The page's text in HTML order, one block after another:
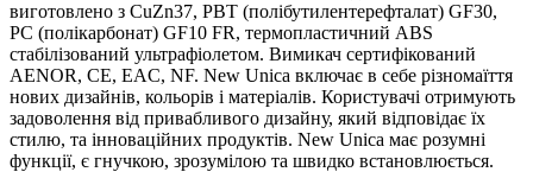
виготовлено з CuZn37, PBT (полібутилентерефталат) GF30,
PC (полікарбонат) GF10 FR, термопластичний ABS
стабілізований ультрафіолетом. Вимикач сертифікований
AENOR, CE, EAC, NF. New Unica включає в себе різномаїття
нових дизайнів, кольорів і матеріалів. Користувачі отримують
задоволення від привабливого дизайну, який відповідає їх
стилю, та інноваційних продуктів. New Unica має розумні
функції, є гнучкою, зрозумілою та швидко встановлюється.